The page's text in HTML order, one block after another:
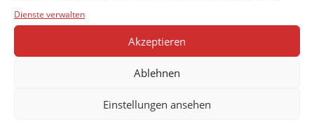
Dienste verwalten
Akzeptieren
Ablehnen
Einstellungen ansehen